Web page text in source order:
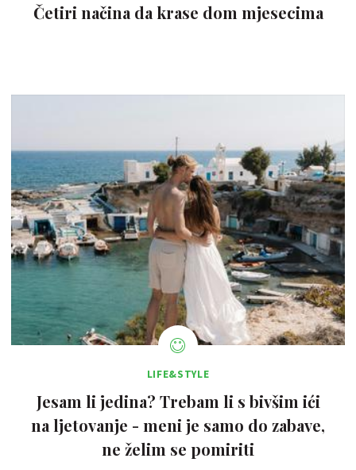
Četiri načina da krase dom mjesecima
LIFE&STYLE
Jesam li jedina? Trebam li s bivšim ići
na ljetovanje - meni je samo do zabave,
ne želim se pomiriti